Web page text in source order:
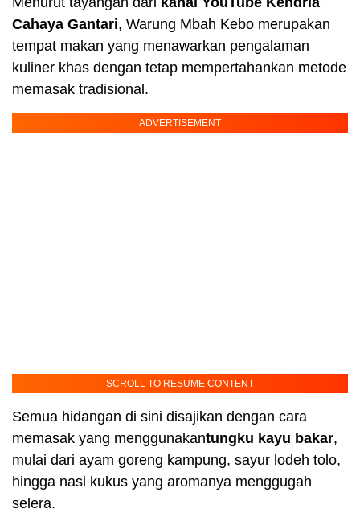
Cahaya Gantari, Warung Mbah Kebo merupakan
tempat makan yang menawarkan pengalaman
kuliner khas dengan tetap mempertahankan metode
memasak tradisional.
ADVERTISEMENT
SCROLL TO RESUME CONTENT
Semua hidangan di sini disajikan dengan cara
memasak yang menggunakantungku kayu bakar,
mulai dari ayam goreng kampung, sayur lodeh tolo,
hingga nasi kukus yang aromanya menggugah
selera.